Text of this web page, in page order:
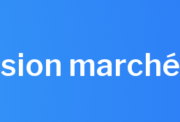
marché